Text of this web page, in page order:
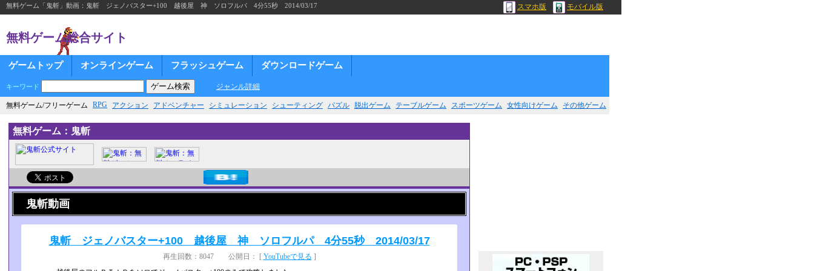
無料ゲーム「鬼斬」動画：鬼斬 ジェノバスター+100 越後屋 神 ソロフルパ 4分55秒 2014/03/17 スマホ版 モバイル版
無料ゲーム総合サイト
ゲームトップ オンラインゲーム フラッシュゲーム ダウンロードゲーム
キーワード ジャンル詳細
無料ゲーム/フリーゲーム RPG アクション アドベンチャー シミュレーション シューティング パズル 脱出ゲーム テーブルゲーム スポーツゲーム 女性向けゲーム その他ゲーム
無料ゲーム：鬼斬
鬼斬動画
鬼斬 ジェノバスター+100 越後屋 神 ソロフルパ 4分55秒 2014/03/17
再生回数：8047 公開日： [ YouTubeで見る ]